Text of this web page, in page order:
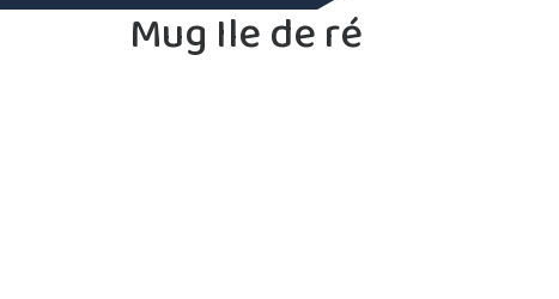
Mug Ile de ré